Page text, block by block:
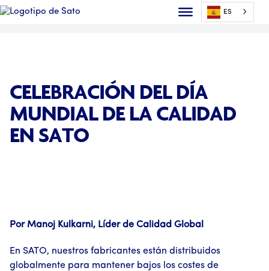
ES
CELEBRACIÓN DEL DÍA
MUNDIAL DE LA CALIDAD
EN SATO
Por Manoj Kulkarni, Líder de Calidad Global
En SATO, nuestros fabricantes están distribuidos
globalmente para mantener bajos los costes de